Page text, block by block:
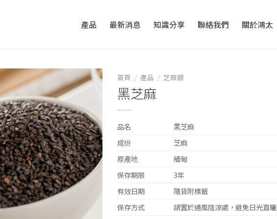
產品 最新消息 知識分享 聯絡我們 關於鴻太
首頁 / 產品 / 芝麻類
黑芝麻
品名
黑芝麻
成份
芝麻
原產地
緬甸
保存期限
3年
有效日期
隨貨附標籤
保存方式
請置於通風陰涼處，避免日光直曬